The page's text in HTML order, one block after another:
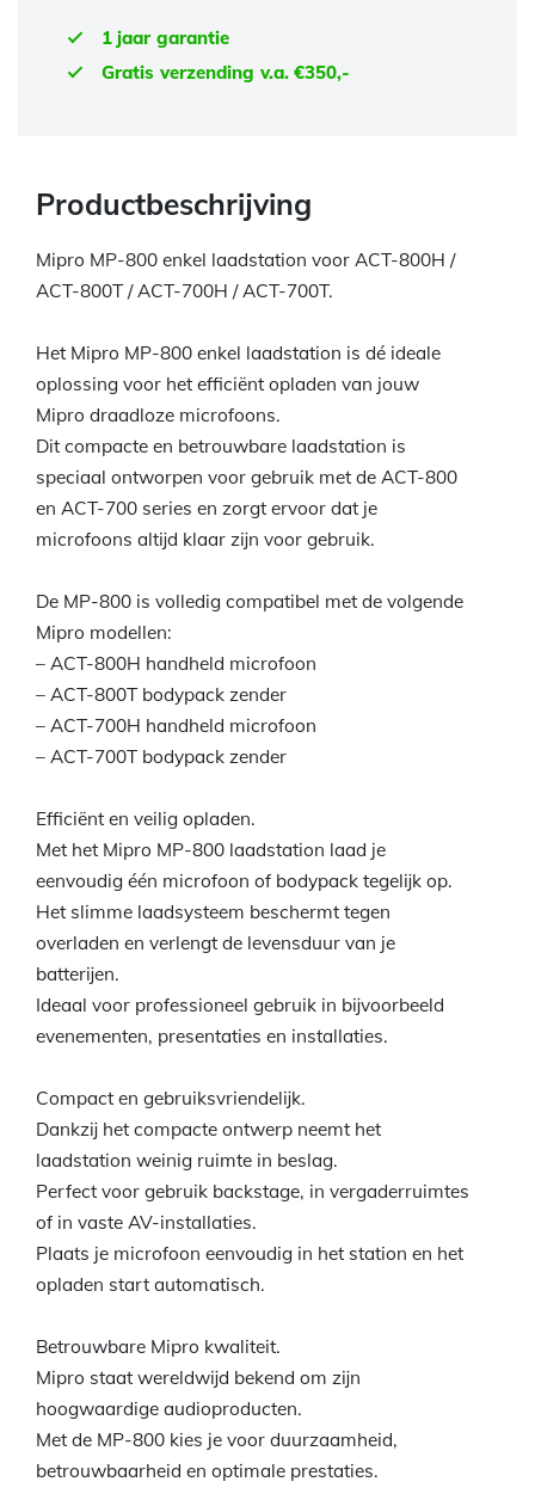
1 jaar garantie
Gratis verzending v.a. €350,-
Productbeschrijving
Mipro MP-800 enkel laadstation voor ACT-800H /
ACT-800T / ACT-700H / ACT-700T.
Het Mipro MP-800 enkel laadstation is dé ideale
oplossing voor het efficiënt opladen van jouw
Mipro draadloze microfoons.
Dit compacte en betrouwbare laadstation is
speciaal ontworpen voor gebruik met de ACT-800
en ACT-700 series en zorgt ervoor dat je
microfoons altijd klaar zijn voor gebruik.
De MP-800 is volledig compatibel met de volgende
Mipro modellen:
– ACT-800H handheld microfoon
– ACT-800T bodypack zender
– ACT-700H handheld microfoon
– ACT-700T bodypack zender
Efficiënt en veilig opladen.
Met het Mipro MP-800 laadstation laad je
eenvoudig één microfoon of bodypack tegelijk op.
Het slimme laadsysteem beschermt tegen
overladen en verlengt de levensduur van je
batterijen.
Ideaal voor professioneel gebruik in bijvoorbeeld
evenementen, presentaties en installaties.
Compact en gebruiksvriendelijk.
Dankzij het compacte ontwerp neemt het
laadstation weinig ruimte in beslag.
Perfect voor gebruik backstage, in vergaderruimtes
of in vaste AV-installaties.
Plaats je microfoon eenvoudig in het station en het
opladen start automatisch.
Betrouwbare Mipro kwaliteit.
Mipro staat wereldwijd bekend om zijn
hoogwaardige audioproducten.
Met de MP-800 kies je voor duurzaamheid,
betrouwbaarheid en optimale prestaties.